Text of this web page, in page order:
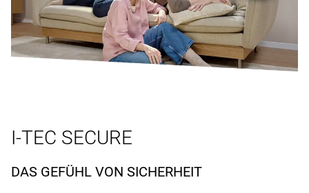
I-TEC SECURE
DAS GEFÜHL VON SICHERHEIT